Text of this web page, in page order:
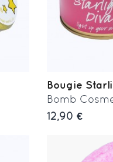
Bougie
Bomb
12,90 €